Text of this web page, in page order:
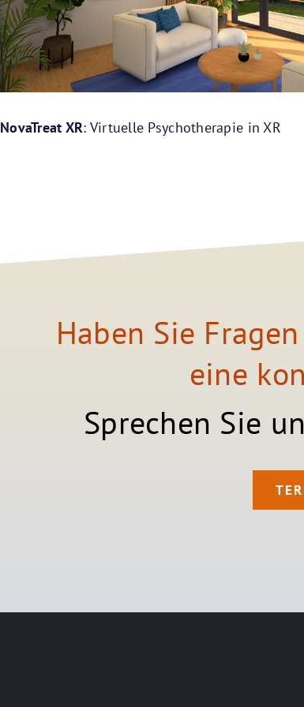
NovaTreat XR: Virtuelle Psychotherapie in XR
Haben Sie
eine
Sprechen Sie